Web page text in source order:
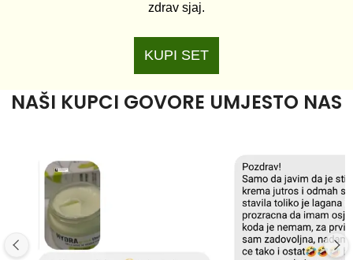
zdrav sjaj.
KUPI SET
NAŠI KUPCI GOVORE UMJESTO NAS